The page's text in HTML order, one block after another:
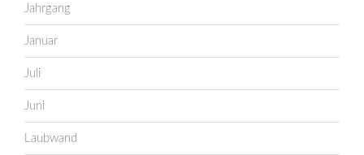
Jahrgang
Januar
Juli
Juni
Laubwand